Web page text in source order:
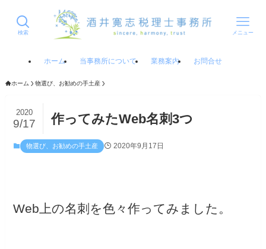
検索 メニュー
ホーム 当事務所について 業務案内 お問合せ
ホーム 物選び、お勧めの手土産
作ってみたWeb名刺3つ
2020
9/17
物選び、お勧めの手土産 2020年9月17日
Web上の名刺を色々作ってみました。